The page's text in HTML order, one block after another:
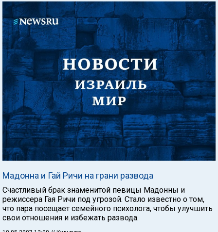
Мадонна и Гай Ричи на грани развода
Счастливый брак знаменитой певицы Мадонны и
режиссера Гая Ричи под угрозой. Стало известно о том,
что пара посещает семейного психолога, чтобы улучшить
свои отношения и избежать развода.